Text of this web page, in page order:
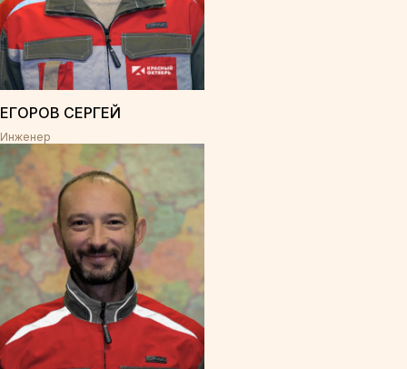
ЕГОРОВ СЕРГЕЙ
Инженер